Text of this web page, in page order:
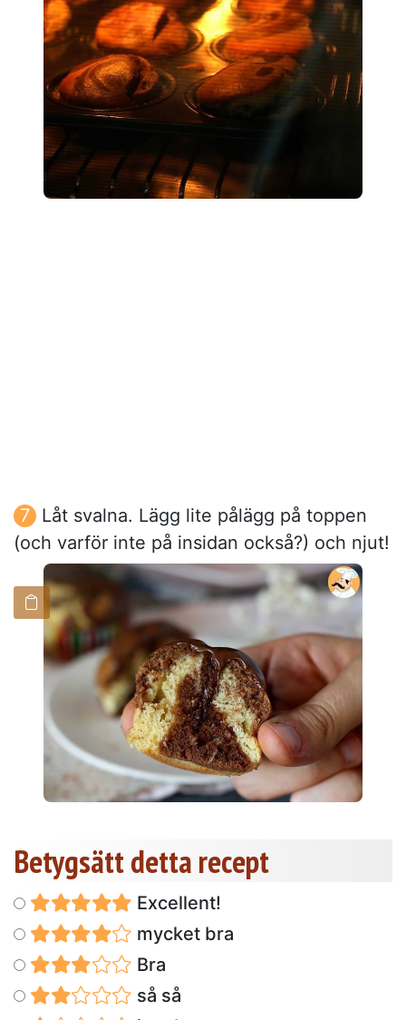
Låt svalna. Lägg lite pålägg på toppen
(och varför inte på insidan också?) och njut!
Betygsätt detta recept
Excellent!
mycket bra
Bra
så så